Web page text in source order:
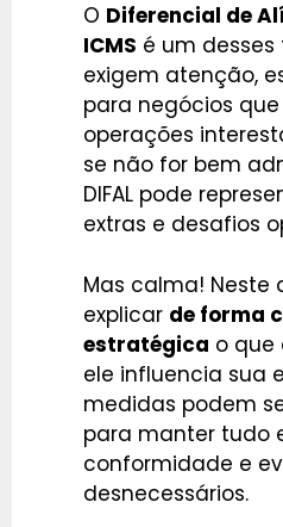
O Diferencial de
ICMS é um
exigem atenção,
para negócios
operações
se não for bem
DIFAL pode
extras e desafios
Mas calma! Neste
explicar de forma
estratégica o que
ele influencia sua
medidas podem
para manter tudo
conformidade e
desnecessários.